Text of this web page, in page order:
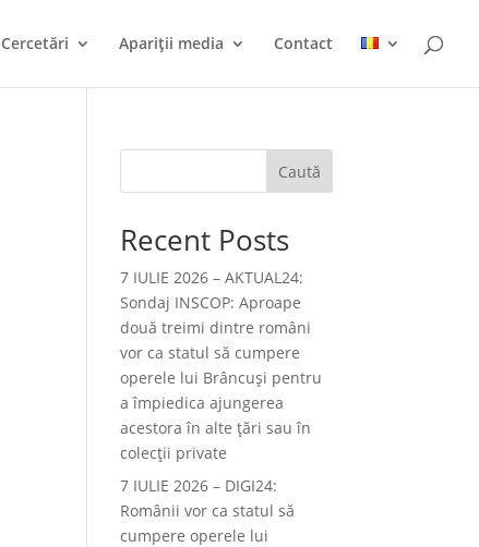
Cercetări Apariții media Contact
Caută
Recent Posts
7 IULIE 2026 – AKTUAL24:
Sondaj INSCOP: Aproape
două treimi dintre români
vor ca statul să cumpere
operele lui Brâncuşi pentru
a împiedica ajungerea
acestora în alte ţări sau în
colecţii private
7 IULIE 2026 – DIGI24:
Românii vor ca statul să
cumpere operele lui